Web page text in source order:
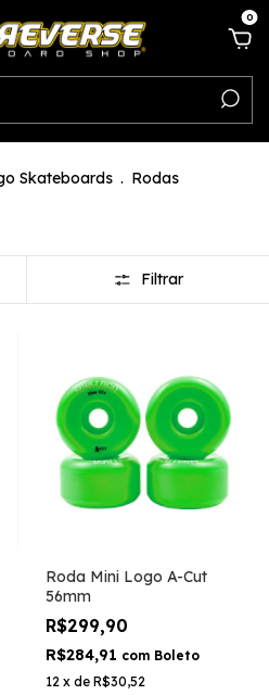
0
Skateboards . Rodas
Filtrar
Roda Mini Logo A-Cut
56mm
R$299,90
R$284,91 com Boleto
12 x de R$30,52